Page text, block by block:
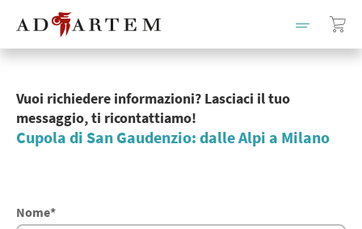
Vuoi richiedere informazioni? Lasciaci il tuo
messaggio, ti ricontattiamo!
Cupola di San Gaudenzio: dalle Alpi a Milano
Nome*